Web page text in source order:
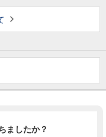
ましたか？